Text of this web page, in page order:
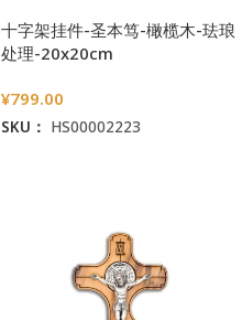
十字架挂件-圣本笃-橄榄木-珐琅
处理-20x20cm
¥799.00
SKU： HS00002223